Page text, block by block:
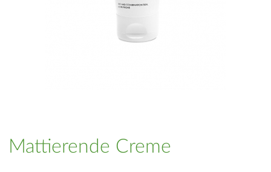
Mattierende Creme